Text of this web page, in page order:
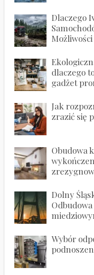
Dlaczego
Możliwości
dlaczego
gadżet
Jak
zrazić się
Obudowa
Dolny
Wybór